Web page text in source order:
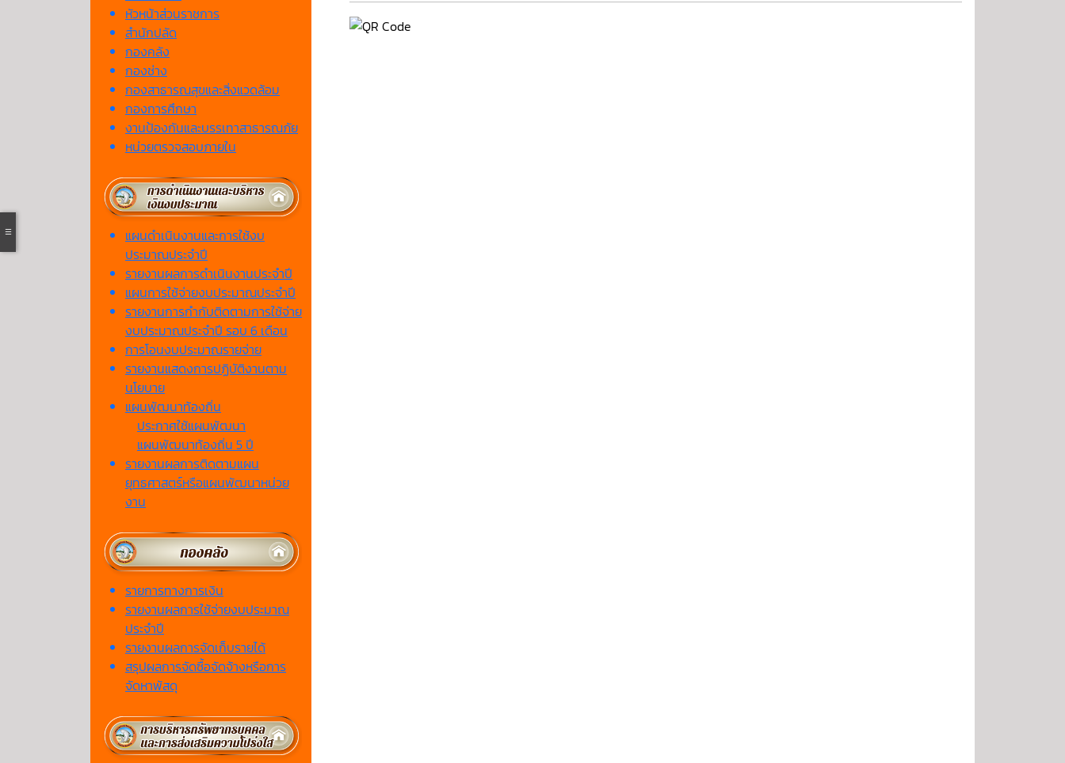
หัวหน้าส่วนราชการ
สำนักปลัด
กองคลัง
กองช่าง
กองสาธารณสุขและสิ่งแวดล้อม
กองการศึกษา
งานป้องกันและบรรเทาสาธารณภัย
หน่วยตรวจสอบภายใน
แผนดำเนินงานและการใช้งบ
ประมาณประจำปี
รายงานผลการดำเนินงานประจำปี
แผนการใช้จ่ายงบประมาณประจำปี
รายงานการกำกับติดตามการใช้จ่าย
งบประมาณประจำปี รอบ 6 เดือน
การโอนงบประมาณรายจ่าย
รายงานแสดงการปฏิบัติงานตาม
นโยบาย
แผนพัฒนาท้องถิ่น
ประกาศใช้แผนพัฒนา
แผนพัฒนาท้องถิ่น 5 ปี
รายงานผลการติดตามแผน
ยุทธศาสตร์หรือแผนพัฒนาหน่วย
งาน
รายการทางการเงิน
รายงานผลการใช้จ่ายงบประมาณ
ประจำปี
รายงานผลการจัดเก็บรายได้
สรุปผลการจัดซื้อจัดจ้างหรือการ
จัดหาพัสดุ